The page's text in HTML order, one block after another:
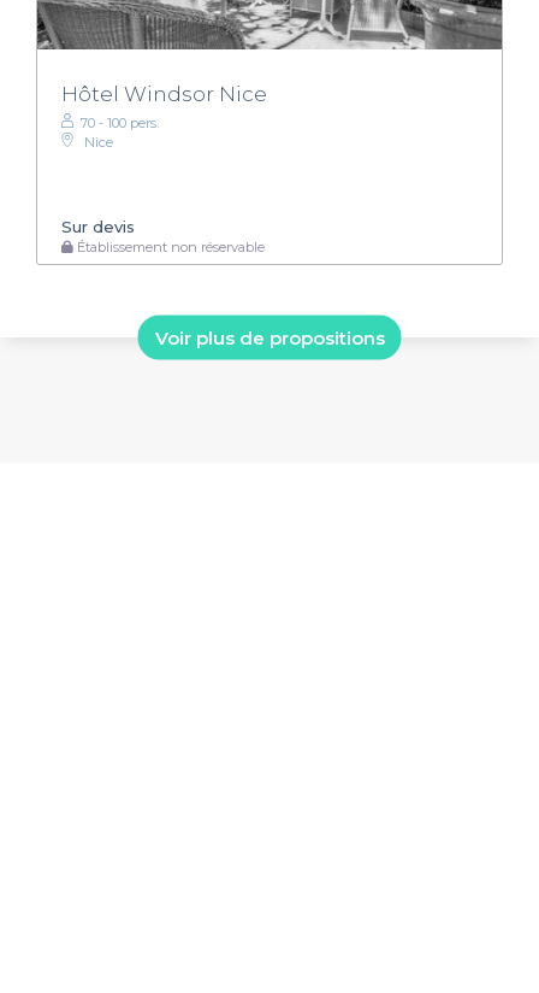
Hôtel Windsor Nice
70 - 100 pers.
Nice
Sur devis
Établissement non réservable
Voir plus de propositions